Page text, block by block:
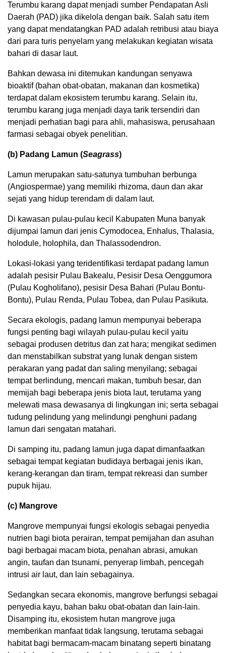
Terumbu karang dapat menjadi sumber Pendapatan Asli
Daerah (PAD) jika dikelola dengan baik. Salah satu item
yang dapat mendatangkan PAD adalah retribusi atau biaya
dari para turis penyelam yang melakukan kegiatan wisata
bahari di dasar laut.
Bahkan dewasa ini ditemukan kandungan senyawa
bioaktif (bahan obat-obatan, makanan dan kosmetika)
terdapat dalam ekosistem terumbu karang. Selain itu,
terumbu karang juga menjadi daya tarik tersendiri dan
menjadi perhatian bagi para ahli, mahasiswa, perusahaan
farmasi sebagai obyek penelitian.
(b) Padang Lamun (Seagrass)
Lamun merupakan satu-satunya tumbuhan berbunga
(Angiospermae) yang memiliki rhizoma, daun dan akar
sejati yang hidup terendam di dalam laut.
Di kawasan pulau-pulau kecil Kabupaten Muna banyak
dijumpai lamun dari jenis Cymodocea, Enhalus, Thalasia,
holodule, holophila, dan Thalassodendron.
Lokasi-lokasi yang teridentifikasi terdapat padang lamun
adalah pesisir Pulau Bakealu, Pesisir Desa Oenggumora
(Pulau Kogholifano), pesisir Desa Bahari (Pulau Bontu-
Bontu), Pulau Renda, Pulau Tobea, dan Pulau Pasikuta.
Secara ekologis, padang lamun mempunyai beberapa
fungsi penting bagi wilayah pulau-pulau kecil yaitu
sebagai produsen detritus dan zat hara; mengikat sedimen
dan menstabilkan substrat yang lunak dengan sistem
perakaran yang padat dan saling menyilang; sebagai
tempat berlindung, mencari makan, tumbuh besar, dan
memijah bagi beberapa jenis biota laut, terutama yang
melewati masa dewasanya di lingkungan ini; serta sebagai
tudung pelindung yang melindungi penghuni padang
lamun dari sengatan matahari.
Di samping itu, padang lamun juga dapat dimanfaatkan
sebagai tempat kegiatan budidaya berbagai jenis ikan,
kerang-kerangan dan tiram, tempat rekreasi dan sumber
pupuk hijau.
(c) Mangrove
Mangrove mempunyai fungsi ekologis sebagai penyedia
nutrien bagi biota perairan, tempat pemijahan dan asuhan
bagi berbagai macam biota, penahan abrasi, amukan
angin, taufan dan tsunami, penyerap limbah, pencegah
intrusi air laut, dan lain sebagainya.
Sedangkan secara ekonomis, mangrove berfungsi sebagai
penyedia kayu, bahan baku obat-obatan dan lain-lain.
Disamping itu, ekosistem hutan mangrove juga
memberikan manfaat tidak langsung, terutama sebagai
habitat bagi bermacam-macam binatang seperti binatang